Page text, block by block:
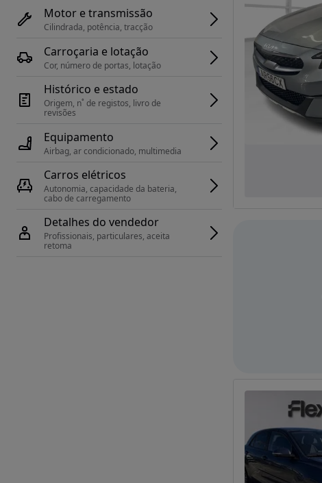
Motor e transmissão
Cilindrada, potência, tracção
Carroçaria e lotação
Cor, número de portas, lotação
Histórico e estado
Origem, n˚ de registos, livro de
revisões
Equipamento
Airbag, ar condicionado, multimedia
Carros elétricos
Autonomia, capacidade da bateria,
cabo de carregamento
Detalhes do vendedor
Profissionais, particulares, aceita
retoma